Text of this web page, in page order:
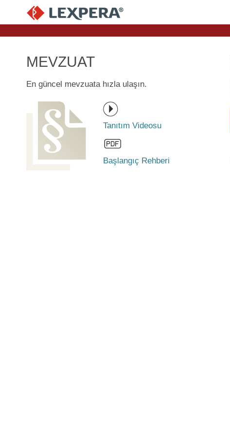
MEVZUAT
En güncel mevzuata hızla ulaşın.
Tanıtım Videosu
Başlangıç Rehberi